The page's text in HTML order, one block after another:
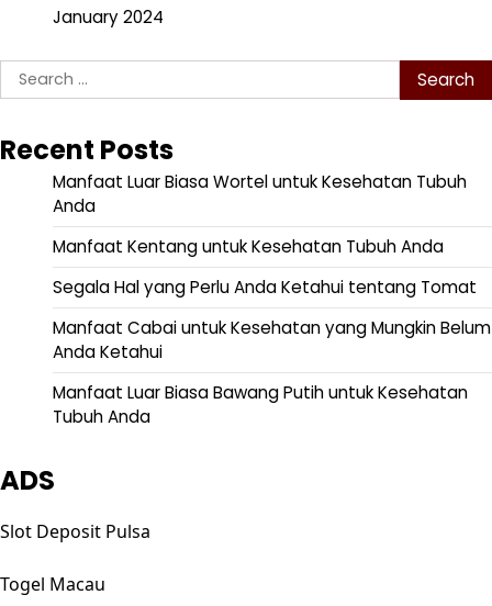
January 2024
Search
for:
Recent Posts
Manfaat Luar Biasa Wortel untuk Kesehatan Tubuh
Anda
Manfaat Kentang untuk Kesehatan Tubuh Anda
Segala Hal yang Perlu Anda Ketahui tentang Tomat
Manfaat Cabai untuk Kesehatan yang Mungkin Belum
Anda Ketahui
Manfaat Luar Biasa Bawang Putih untuk Kesehatan
Tubuh Anda
ADS
Slot Deposit Pulsa
Togel Macau